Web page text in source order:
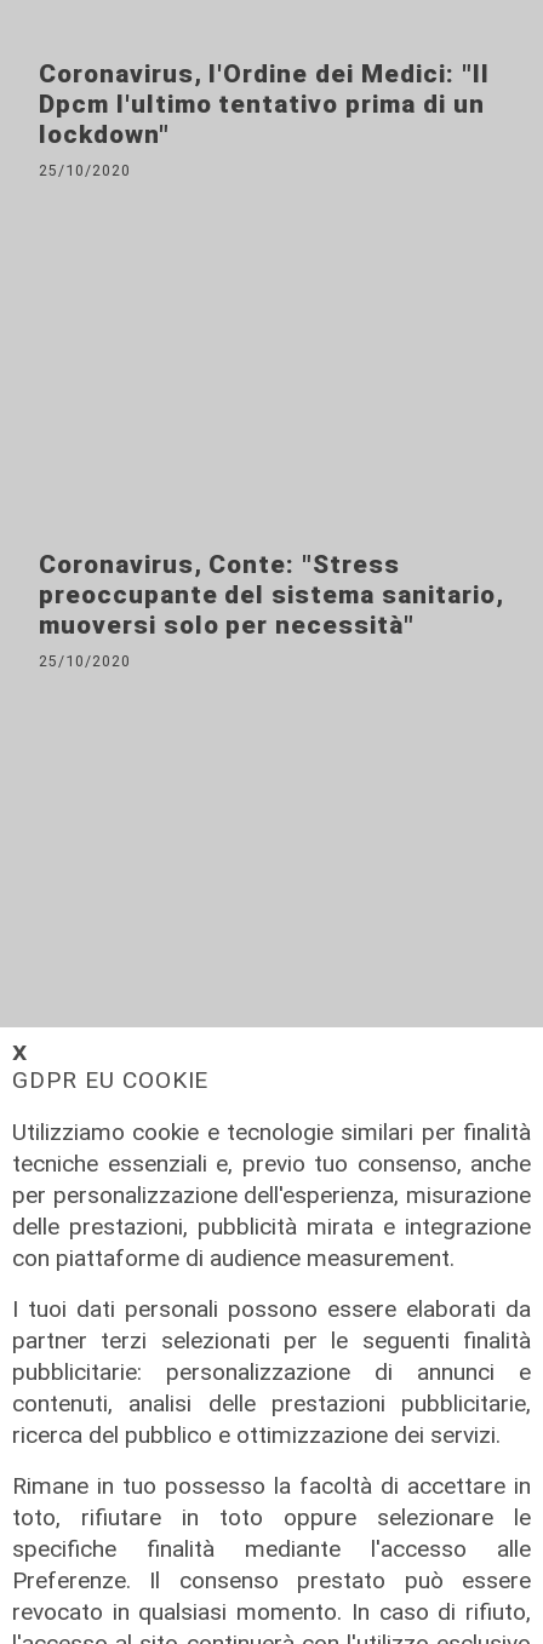
𝗫
GDPR EU COOKIE
Utilizziamo cookie e tecnologie similari per finalità
tecniche essenziali e, previo tuo consenso, anche
per personalizzazione dell'esperienza, misurazione
delle prestazioni, pubblicità mirata e integrazione
con piattaforme di audience measurement.
I tuoi dati personali possono essere elaborati da
partner terzi selezionati per le seguenti finalità
pubblicitarie: personalizzazione di annunci e
contenuti, analisi delle prestazioni pubblicitarie,
ricerca del pubblico e ottimizzazione dei servizi.
Rimane in tuo possesso la facoltà di accettare in
toto, rifiutare in toto oppure selezionare le
specifiche finalità mediante l'accesso alle
Preferenze. Il consenso prestato può essere
revocato in qualsiasi momento. In caso di rifiuto,
Coronavirus, l'Ordine dei Medici: "Il
Dpcm l'ultimo tentativo prima di un
lockdown"
25/10/2020
Coronavirus, Conte: "Stress
preoccupante del sistema sanitario,
muoversi solo per necessità"
25/10/2020
necessarie, ma alcune incongruenti
e punitive"
25/10/2020
ALTRE NOTIZIE